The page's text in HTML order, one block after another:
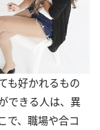
も好かれるもの
できる人は、異
で、職場や合コ